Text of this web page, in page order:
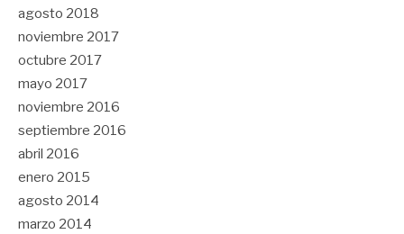
agosto 2018
noviembre 2017
octubre 2017
mayo 2017
noviembre 2016
septiembre 2016
abril 2016
enero 2015
agosto 2014
marzo 2014